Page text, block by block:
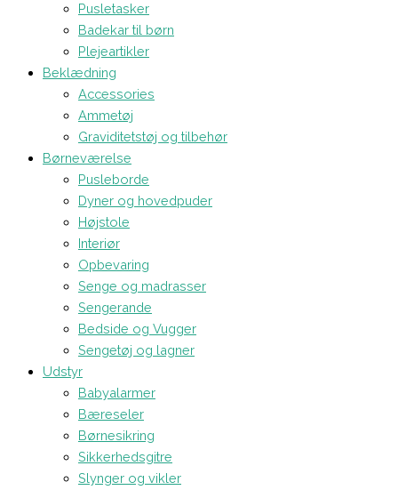
Pusletasker
Badekar til børn
Plejeartikler
Beklædning
Accessories
Ammetøj
Graviditetstøj og tilbehør
Børneværelse
Pusleborde
Dyner og hovedpuder
Højstole
Interiør
Opbevaring
Senge og madrasser
Sengerande
Bedside og Vugger
Sengetøj og lagner
Udstyr
Babyalarmer
Bæreseler
Børnesikring
Sikkerhedsgitre
Slynger og vikler